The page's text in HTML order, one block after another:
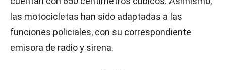
las motocicletas han sido adaptadas a las
funciones policiales, con su correspondiente
emisora de radio y sirena.